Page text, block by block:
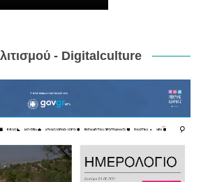
- Digitalculture